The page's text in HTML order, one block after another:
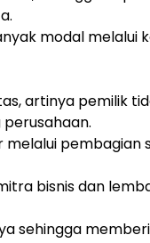
modal melalui
artinya pemilik
pembagian
bisnis dan
sehingga